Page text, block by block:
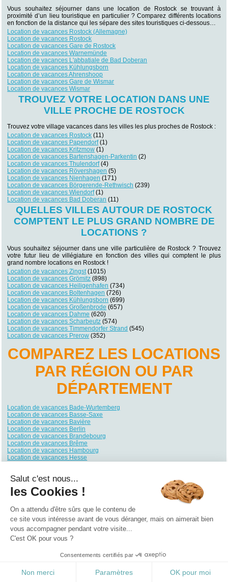
Vous souhaitez séjourner dans une location de Rostock se trouvant à
proximité d’un lieu touristique en particulier ? Comparez différents locations
en fonction de la distance qui les sépare des sites touristiques ci-dessous…
Location de vacances Rostock (Allemagne)
Location de vacances Rostock
Location de vacances Gare de Rostock
Location de vacances Warnemünde
Location de vacances L'abbatiale de Bad Doberan
Location de vacances Kühlungsborn
Location de vacances Ahrenshoop
Location de vacances Gare de Wismar
Location de vacances Wismar
TROUVEZ VOTRE LOCATION DANS UNE
VILLE PROCHE DE ROSTOCK
Trouvez votre village vacances dans les villes les plus proches de Rostock :
Location de vacances Rostock (11)
Location de vacances Papendorf(1)
Location de vacances Kritzmow (1)
Location de vacances Bartenshagen-Parkentin (2)
Location de vacances Thulendorf(4)
Location de vacances Rövershagen (5)
Location de vacances Nienhagen (171)
Location de vacances Börgerende-Rethwisch (239)
Location de vacances Wiendorf(1)
Location de vacances Bad Doberan (11)
QUELLES VILLES AUTOUR DE ROSTOCK
COMPTENT LE PLUS GRAND NOMBRE DE
LOCATIONS ?
Vous souhaitez séjourner dans une ville particulière de Rostock ? Trouvez
votre futur lieu de villégiature en fonction des villes qui comptent le plus
grand nombre locations en Rostock !
Location de vacances Zingst(1015)
Location de vacances Grömitz (898)
Location de vacances Heiligenhafen (734)
Location de vacances Boltenhagen (726)
Location de vacances Kühlungsborn (699)
Location de vacances Großenbrode (657)
Location de vacances Dahme (620)
Location de vacances Scharbeutz (574)
Location de vacances Timmendorfer Strand (545)
Location de vacances Prerow (352)
COMPAREZ LES LOCATIONS
PAR RÉGION OU PAR
DÉPARTEMENT
Location de vacances Bade-Wurtemberg
Location de vacances Basse-Saxe
Location de vacances Bavière
Location de vacances Berlin
Location de vacances Brandebourg
Location de vacances Brême
Location de vacances Hambourg
Location de vacances Hesse
Location de vacances Rhénanie-Palatinat
Location de vacances Sarre
Location de vacances Saxe
Location de vacances Schleswig-Holstein
Location de vacances Thuringe
Qui sommes nous ? |Contactez-nous
0.319
Salut c'est nous...
les Cookies !
On a attendu d'être sûrs que le contenu de
ce site vous intéresse avant de vous déranger, mais on aimerait bien
vous accompagner pendant votre visite...
C'est OK pour vous ?
Consentements certifiés par
Non merci Paramètres OK pour moi